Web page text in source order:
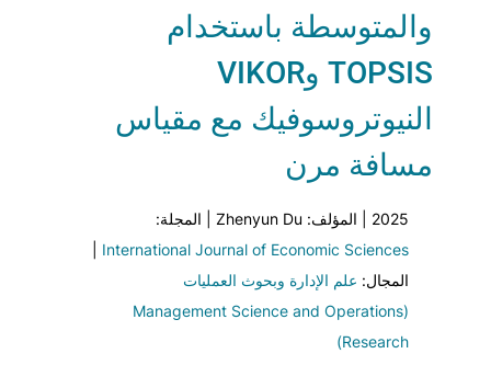
والمتوسطة باستخدام
TOPSIS وVIKOR
النيوتروسوفيك مع مقياس
مسافة مرن
2025 | المؤلف: Zhenyun Du | المجلة:
International Journal of Economic Sciences
المجال: علم الإدارة وبحوث العمليات
(Management Science and Operations
Research)